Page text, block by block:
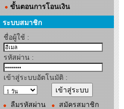
ขั้นตอนการโอนเงิน
ระบบสมาชิก
ชื่อผู้ใช้ :
รหัสผ่าน :
เข้าสู่ระบบอัตโนมัติ :
ลืมรหัสผ่าน สมัครสมาชิก